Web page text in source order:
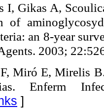
I, Gikas A,
of
an 8-year
2003;
Miró E, Mirelis
Enferm
]